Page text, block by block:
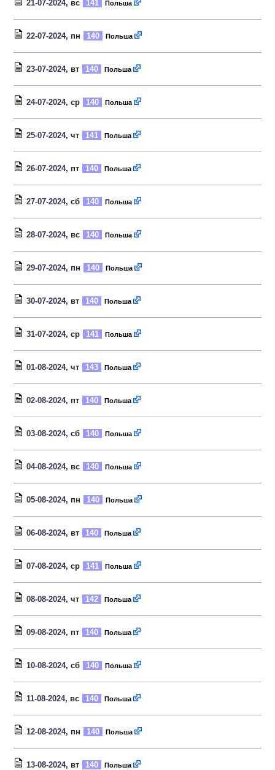
21-07-2024, вс 141 Польша
22-07-2024, пн 140 Польша
23-07-2024, вт 140 Польша
24-07-2024, ср 140 Польша
25-07-2024, чт 141 Польша
26-07-2024, пт 140 Польша
27-07-2024, сб 140 Польша
28-07-2024, вс 140 Польша
29-07-2024, пн 140 Польша
30-07-2024, вт 140 Польша
31-07-2024, ср 141 Польша
01-08-2024, чт 143 Польша
02-08-2024, пт 140 Польша
03-08-2024, сб 140 Польша
04-08-2024, вс 140 Польша
05-08-2024, пн 140 Польша
06-08-2024, вт 140 Польша
07-08-2024, ср 141 Польша
08-08-2024, чт 142 Польша
09-08-2024, пт 140 Польша
10-08-2024, сб 140 Польша
11-08-2024, вс 140 Польша
12-08-2024, пн 140 Польша
13-08-2024, вт 140 Польша